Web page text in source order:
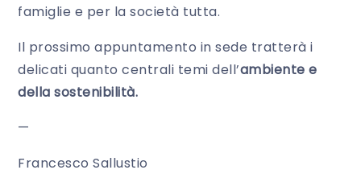
famiglie e per la società tutta.
Il prossimo appuntamento in sede tratterà i
delicati quanto centrali temi dell’ambiente e
della sostenibilità.
—
Francesco Sallustio